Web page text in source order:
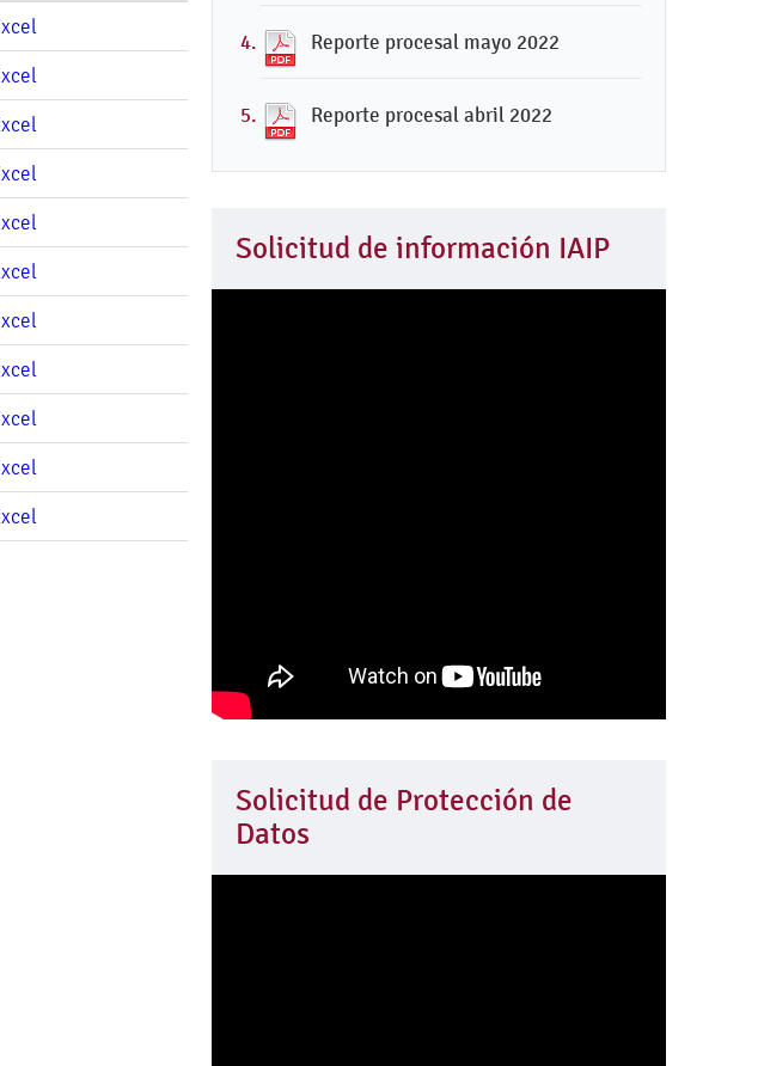
Reporte procesal mayo 2022
Reporte procesal abril 2022
Solicitud de información IAIP
Solicitud de Protección de
Datos